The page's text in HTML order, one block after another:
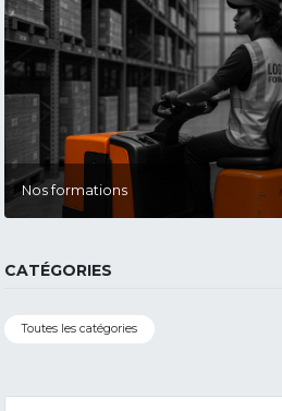
Nos formations
CATÉGORIES
Toutes les catégories